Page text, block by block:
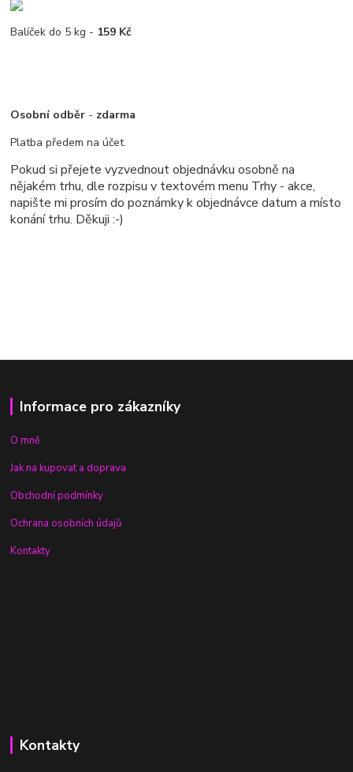
Balíček do 5 kg - 159 Kč
Osobní odběr - zdarma
Platba předem na účet.
Pokud si přejete vyzvednout objednávku osobně na
nějakém trhu, dle rozpisu v textovém menu Trhy - akce,
napište mi prosím do poznámky k objednávce datum a místo
konání trhu. Děkuji :-)
Informace pro zákazníky
O mně
Jak na kupovat a doprava
Obchodní podmínky
Ochrana osobních údajů
Kontakty
Kontakty